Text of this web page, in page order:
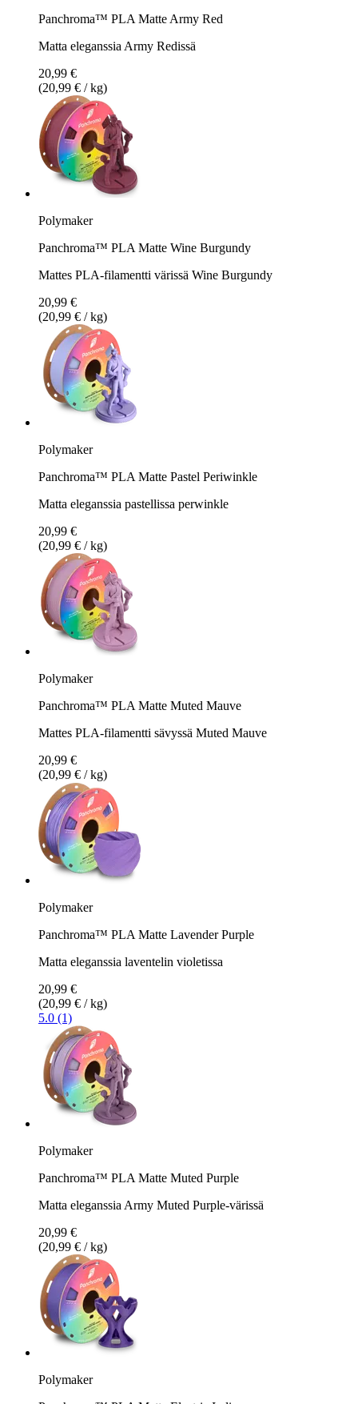
Panchroma™ PLA Matte Army Red
Matta eleganssia Army Redissä
20,99 €
(20,99 € / kg)
Polymaker
Panchroma™ PLA Matte Wine Burgundy
Mattes PLA-filamentti värissä Wine Burgundy
20,99 €
(20,99 € / kg)
Polymaker
Panchroma™ PLA Matte Pastel Periwinkle
Matta eleganssia pastellissa perwinkle
20,99 €
(20,99 € / kg)
Polymaker
Panchroma™ PLA Matte Muted Mauve
Mattes PLA-filamentti sävyssä Muted Mauve
20,99 €
(20,99 € / kg)
Polymaker
Panchroma™ PLA Matte Lavender Purple
Matta eleganssia laventelin violetissa
20,99 €
(20,99 € / kg)
5.0 (1)
Polymaker
Panchroma™ PLA Matte Muted Purple
Matta eleganssia Army Muted Purple-värissä
20,99 €
(20,99 € / kg)
Polymaker